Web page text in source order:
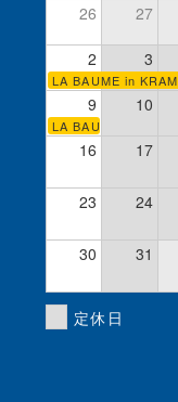
26
27
2 3
LA BAUME in KRAM
9 10
LA BAUME in KRAM
16 17
23 24
30 31
定休日